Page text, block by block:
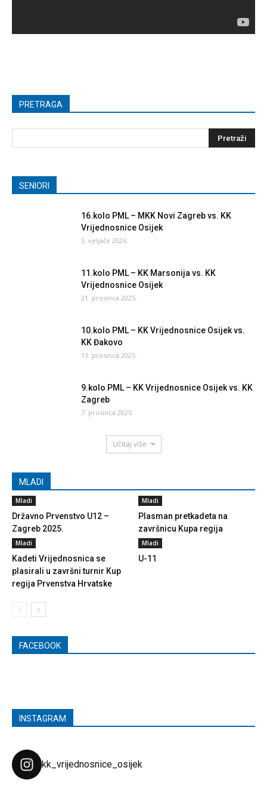
PRETRAGA
SENIORI
16.kolo PML – MKK Novi Zagreb vs. KK
Vrijednosnice Osijek
5. veljače 2026.
11.kolo PML – KK Marsonija vs. KK
Vrijednosnice Osijek
21. prosinca 2025.
10.kolo PML – KK Vrijednosnice Osijek vs.
KK Đakovo
13. prosinca 2025.
9.kolo PML – KK Vrijednosnice Osijek vs. KK
Zagreb
7. prosinca 2025.
Učitaj više
MLADI
Mladi
Državno Prvenstvo U12 –
Zagreb 2025.
Mladi
Plasman pretkadeta na
završnicu Kupa regija
Mladi
Kadeti Vrijednosnica se
plasirali u završni turnir Kup
regija Prvenstva Hrvatske
Mladi
U-11
FACEBOOK
INSTAGRAM
kk_vrijednosnice_osijek